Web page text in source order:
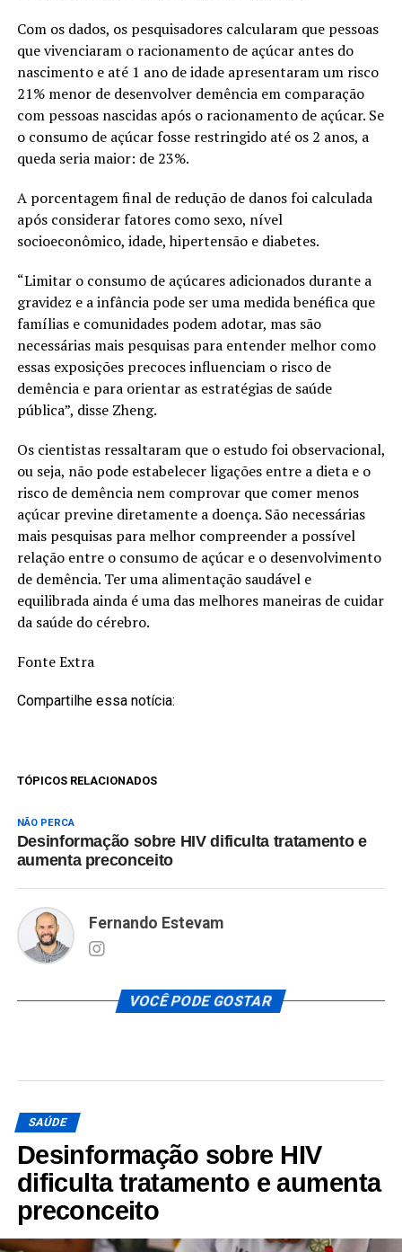
Com os dados, os pesquisadores calcularam que pessoas
que vivenciaram o racionamento de açúcar antes do
nascimento e até 1 ano de idade apresentaram um risco
21% menor de desenvolver demência em comparação
com pessoas nascidas após o racionamento de açúcar. Se
o consumo de açúcar fosse restringido até os 2 anos, a
queda seria maior: de 23%.
A porcentagem final de redução de danos foi calculada
após considerar fatores como sexo, nível
socioeconômico, idade, hipertensão e diabetes.
“Limitar o consumo de açúcares adicionados durante a
gravidez e a infância pode ser uma medida benéfica que
famílias e comunidades podem adotar, mas são
necessárias mais pesquisas para entender melhor como
essas exposições precoces influenciam o risco de
demência e para orientar as estratégias de saúde
pública”, disse Zheng.
Os cientistas ressaltaram que o estudo foi observacional,
ou seja, não pode estabelecer ligações entre a dieta e o
risco de demência nem comprovar que comer menos
açúcar previne diretamente a doença. São necessárias
mais pesquisas para melhor compreender a possível
relação entre o consumo de açúcar e o desenvolvimento
de demência. Ter uma alimentação saudável e
equilibrada ainda é uma das melhores maneiras de cuidar
da saúde do cérebro.
Fonte Extra
Compartilhe essa notícia:
TÓPICOS RELACIONADOS
NÃO PERCA
Desinformação sobre HIV dificulta tratamento e
aumenta preconceito
Fernando Estevam
VOCÊ PODE GOSTAR
SAÚDE
Desinformação sobre HIV
dificulta tratamento e aumenta
preconceito